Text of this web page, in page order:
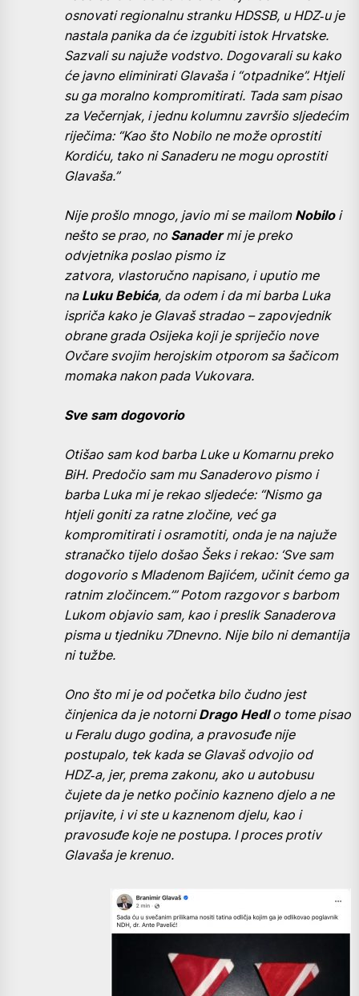
osnovati regionalnu stranku HDSSB, u HDZ‑u je
nastala panika da će izgubiti istok Hrvatske.
Sazvali su najuže vodstvo. Dogovarali su kako
će javno eliminirati Glavaša i “otpadnike”. Htjeli
su ga moralno kompromitirati. Tada sam pisao
za Večernjak, i jednu kolumnu završio sljedećim
riječima: “Kao što Nobilo ne može oprostiti
Kordiću, tako ni Sanaderu ne mogu oprostiti
Glavaša.”
Nije prošlo mnogo, javio mi se mailom Nobiloi
nešto se prao, no Sanadermi je preko
odvjetnika poslao pismo iz
zatvora, vlastoručno napisano, i uputio me
na Luku Bebića, da odem i da mi barba Luka
ispriča kako je Glavaš stradao – zapovjednik
obrane grada Osijeka koji je spriječio nove
Ovčare svojim herojskim otporom sa šačicom
momaka nakon pada Vukovara.
Sve sam dogovorio
Otišao sam kod barba Luke u Komarnu preko
BiH. Predočio sam mu Sanaderovo pismo i
barba Luka mi je rekao sljedeće: “Nismo ga
htjeli goniti za ratne zločine, već ga
kompromitirati i osramotiti, onda je na najuže
stranačko tijelo došao Šeks i rekao: ‘Sve sam
dogovorio s Mladenom Bajićem, učinit ćemo ga
ratnim zločincem.’” Potom razgovor s barbom
Lukom objavio sam, kao i preslik Sanaderova
pisma u tjedniku 7Dnevno. Nije bilo ni demantija
ni tužbe.
Ono što mi je od početka bilo čudno jest
činjenica da je notorniDrago Hedlo tome pisao
u Feralu dugo godina, a pravosuđe nije
postupalo, tek kada se Glavaš odvojio od
HDZ‑a, jer, prema zakonu, ako u autobusu
čujete da je netko počinio kazneno djelo a ne
prijavite, i vi ste u kaznenom djelu, kao i
pravosuđe koje ne postupa. I proces protiv
Glavaša je krenuo.